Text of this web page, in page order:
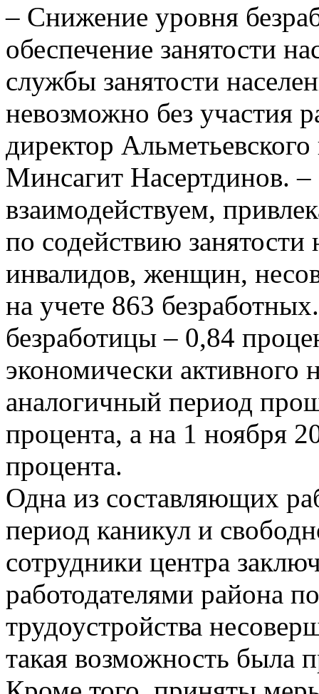
– Снижение уровня
обеспечение занятости
службы занятости
невозможно без участия
директор
Минсагит Насертдинов.
взаимодействуем,
по содействию занятости
инвалидов, женщин,
на учете 863
безработицы – 0,84
экономически активного
аналогичный период
процента, а на 1 ноября
процента.
Одна из составляющих
период каникул и
сотрудники центра
работодателями района
трудоустройства
такая возможность была